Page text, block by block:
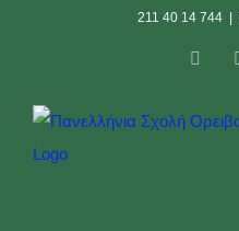
211 40 14 744